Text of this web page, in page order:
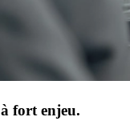
fort enjeu.